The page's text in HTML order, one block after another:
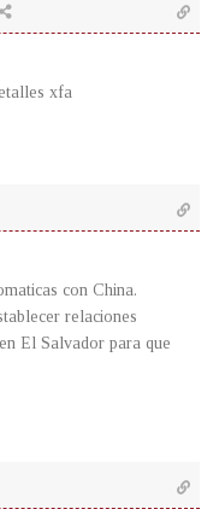
xfa
con China.
relaciones
El Salvador para que